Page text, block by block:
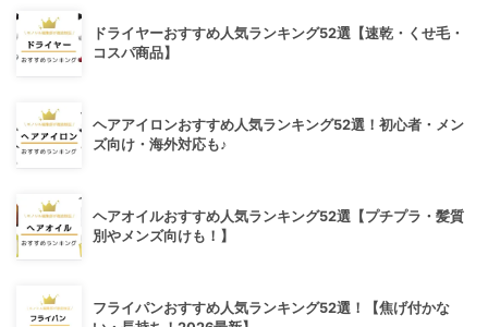
ドライヤーおすすめ人気ランキング52選【速乾・くせ毛・
コスパ商品】
ヘアアイロンおすすめ人気ランキング52選！初心者・メン
ズ向け・海外対応も♪
ヘアオイルおすすめ人気ランキング52選【プチプラ・髪質
別やメンズ向けも！】
フライパンおすすめ人気ランキング52選！【焦げ付かな